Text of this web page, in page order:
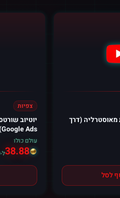
מאוסטרליה (דרך
לסל
צפיות
יוטיוב
Google Ads)
עולם כולו
38.88ל-1000